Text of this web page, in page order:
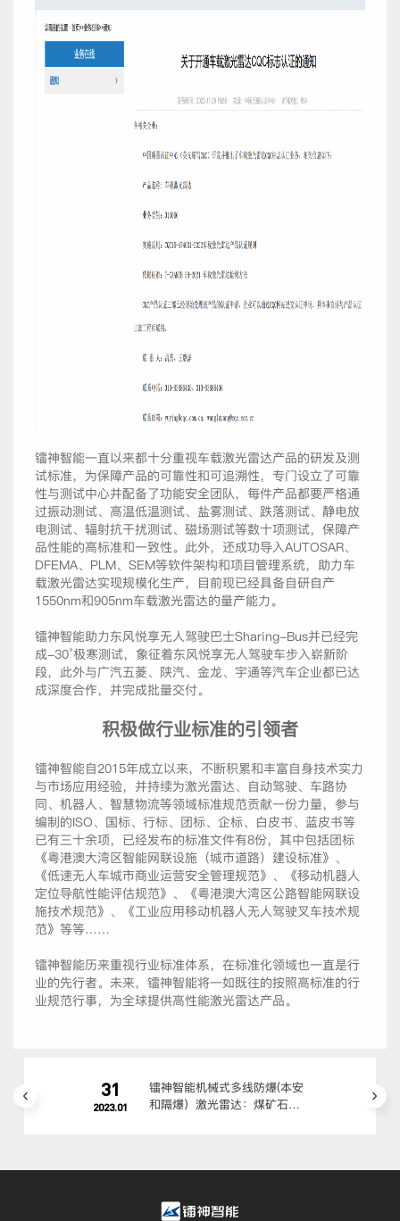
镭神智能一直以来都十分重视车载激光雷达产品的研发及测
试标准，为保障产品的可靠性和可追溯性，专门设立了可靠
性与测试中心并配备了功能安全团队，每件产品都要严格通
过振动测试、高温低温测试、盐雾测试、跌落测试、静电放
电测试、辐射抗干扰测试、磁场测试等数十项测试，保障产
品性能的高标准和一致性。此外，还成功导入AUTOSAR、
DFEMA、PLM、SEM等软件架构和项目管理系统，助力车
载激光雷达实现规模化生产，目前现已经具备自研自产
1550nm和905nm车载激光雷达的量产能力。
镭神智能助力东风悦享无人驾驶巴士Sharing-Bus并已经完
成-30°极寒测试，象征着东风悦享无人驾驶车步入崭新阶
段，此外与广汽五菱、陕汽、金龙、宇通等汽车企业都已达
成深度合作，并完成批量交付。
积极做行业标准的引领者
镭神智能自2015年成立以来，不断积累和丰富自身技术实力
与市场应用经验，并持续为激光雷达、自动驾驶、车路协
同、机器人、智慧物流等领域标准规范贡献一份力量，参与
编制的ISO、国标、行标、团标、企标、白皮书、蓝皮书等
已有三十余项，已经发布的标准文件有8份，其中包括团标
《粤港澳大湾区智能网联设施（城市道路）建设标准》、
《低速无人车城市商业运营安全管理规范》、《移动机器人
定位导航性能评估规范》、《粤港澳大湾区公路智能网联设
施技术规范》、《工业应用移动机器人无人驾驶叉车技术规
范》等等……
镭神智能历来重视行业标准体系，在标准化领域也一直是行
业的先行者。未来，镭神智能将一如既往的按照高标准的行
业规范行事，为全球提供高性能激光雷达产品。
31
2023.01
镭神智能机械式多线防爆(本安
和隔爆）激光雷达：煤矿石油